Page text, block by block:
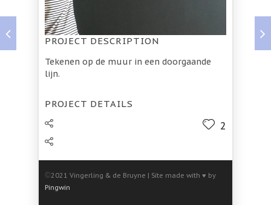
PROJECT DESCRIPTION
Tekenen op de muur in een doorgaande
lijn.
PROJECT DETAILS
2
©2021 Vingerling & de Bruyne | Site made with ♥ by
Pingwin